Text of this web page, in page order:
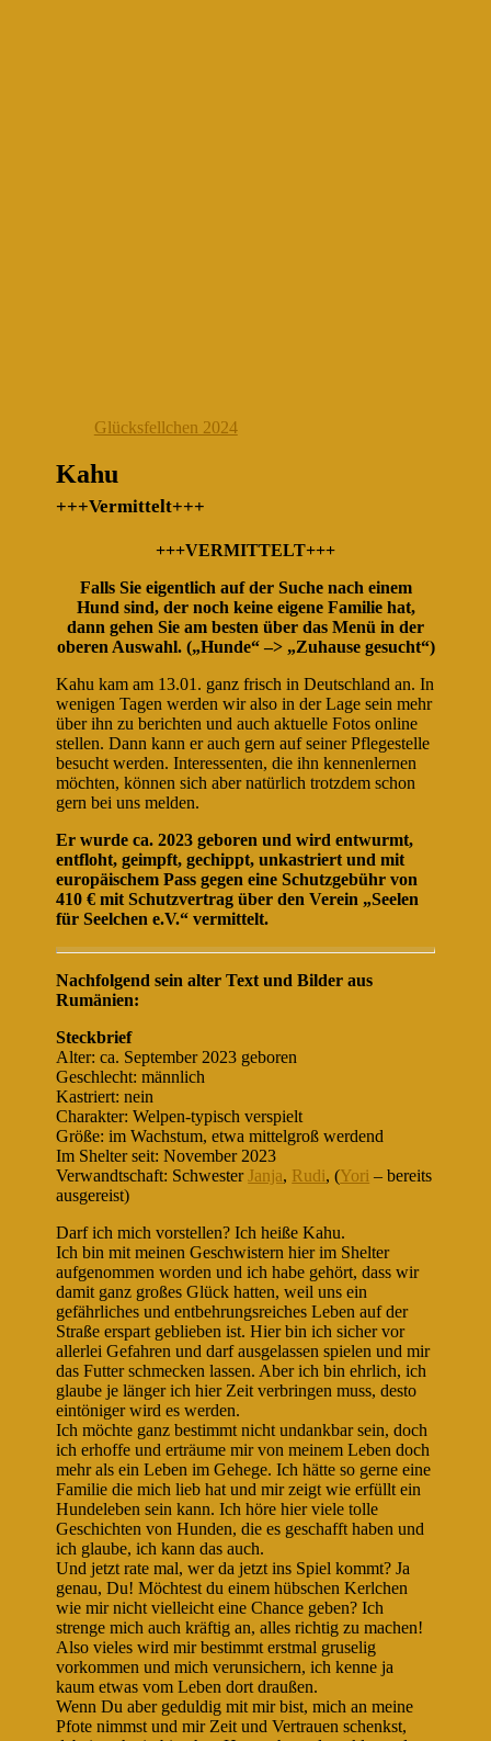
Glücksfellchen 2024
Kahu
+++Vermittelt+++
+++VERMITTELT+++
Falls Sie eigentlich auf der Suche nach einem
Hund sind, der noch keine eigene Familie hat,
dann gehen Sie am besten über das Menü in der
oberen Auswahl. („Hunde“ –> „Zuhause gesucht“)
Kahu kam am 13.01. ganz frisch in Deutschland an. In
wenigen Tagen werden wir also in der Lage sein mehr
über ihn zu berichten und auch aktuelle Fotos online
stellen. Dann kann er auch gern auf seiner Pflegestelle
besucht werden. Interessenten, die ihn kennenlernen
möchten, können sich aber natürlich trotzdem schon
gern bei uns melden.
Er wurde ca. 2023 geboren und wird entwurmt,
entfloht, geimpft, gechippt, unkastriert und mit
europäischem Pass gegen eine Schutzgebühr von
410 € mit Schutzvertrag über den Verein „Seelen
für Seelchen e.V.“ vermittelt.
Nachfolgend sein alter Text und Bilder aus
Rumänien:
Steckbrief
Alter: ca. September 2023 geboren
Geschlecht: männlich
Kastriert: nein
Charakter: Welpen-typisch verspielt
Größe: im Wachstum, etwa mittelgroß werdend
Im Shelter seit: November 2023
Verwandtschaft: SchwesterJanja, Rudi, (Yori – bereits
ausgereist)
Darf ich mich vorstellen? Ich heiße Kahu.
Ich bin mit meinen Geschwistern hier im Shelter
aufgenommen worden und ich habe gehört, dass wir
damit ganz großes Glück hatten, weil uns ein
gefährliches und entbehrungsreiches Leben auf der
Straße erspart geblieben ist. Hier bin ich sicher vor
allerlei Gefahren und darf ausgelassen spielen und mir
das Futter schmecken lassen. Aber ich bin ehrlich, ich
glaube je länger ich hier Zeit verbringen muss, desto
eintöniger wird es werden.
Ich möchte ganz bestimmt nicht undankbar sein, doch
ich erhoffe und erträume mir von meinem Leben doch
mehr als ein Leben im Gehege. Ich hätte so gerne eine
Familie die mich lieb hat und mir zeigt wie erfüllt ein
Hundeleben sein kann. Ich höre hier viele tolle
Geschichten von Hunden, die es geschafft haben und
ich glaube, ich kann das auch.
Und jetzt rate mal, wer da jetzt ins Spiel kommt? Ja
genau, Du! Möchtest du einem hübschen Kerlchen
wie mir nicht vielleicht eine Chance geben? Ich
strenge mich auch kräftig an, alles richtig zu machen!
Also vieles wird mir bestimmt erstmal gruselig
vorkommen und mich verunsichern, ich kenne ja
kaum etwas vom Leben dort draußen.
Wenn Du aber geduldig mit mir bist, mich an meine
Pfote nimmst und mir Zeit und Vertrauen schenkst,